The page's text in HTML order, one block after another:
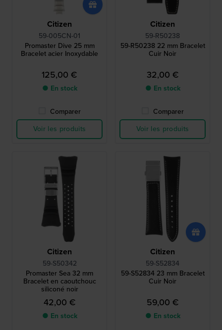
Citizen
59-005CN-01
Promaster Dive 25 mm
Bracelet acier Inoxydable
125,00 €
● En stock
Comparer
Voir les produits
Citizen
59-R50238
59-R50238 22 mm Bracelet
Cuir Noir
32,00 €
● En stock
Comparer
Voir les produits
Citizen
59-S50342
Promaster Sea 32 mm
Bracelet en caoutchouc
siliconé noir
42,00 €
● En stock
Citizen
59-S52834
59-S52834 23 mm Bracelet
Cuir Noir
59,00 €
● En stock